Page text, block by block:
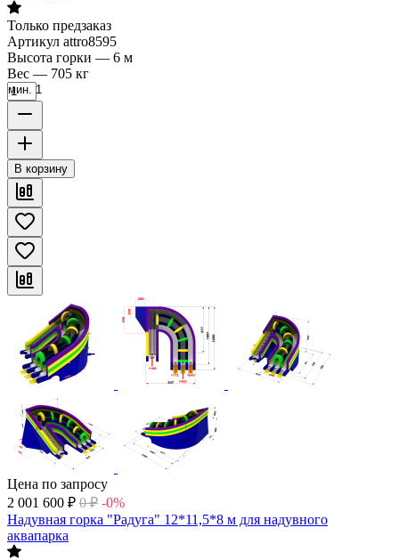
Только предзаказ
Артикул attro8595
Высота горки — 6 м
Вес — 705 кг
мин. 1
В корзину
Цена по запросу
2 001 600 ₽ 0 ₽ -0%
Надувная горка "Радуга" 12*11,5*8 м для надувного
аквапарка